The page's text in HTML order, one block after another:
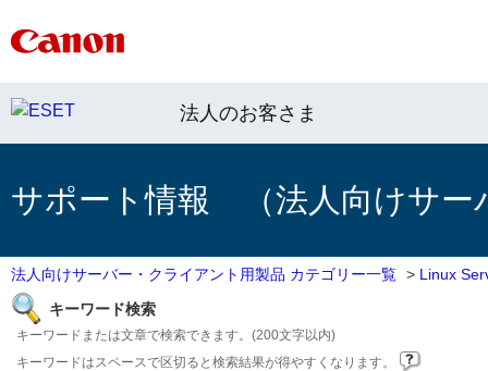
法人のお客さま
サポート情報 （法人向けサー
法人向けサーバー・クライアント用製品 カテゴリー一覧 > Linux
キーワード検索
キーワードまたは文章で検索できます。(200文字以内)
キーワードはスペースで区切ると検索結果が得やすくなります。